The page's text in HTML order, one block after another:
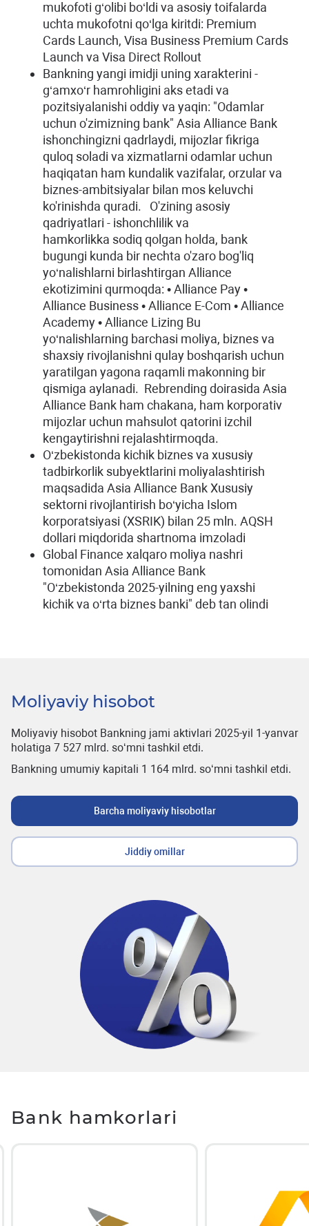
mukofoti g‘olibi bo‘ldi va asosiy toifalarda
uchta mukofotni qo‘lga kiritdi: Premium
Cards Launch, Visa Business Premium Cards
Launch va Visa Direct Rollout
Bankning yangi imidji uning xarakterini -
g‘amxo‘r hamrohligini aks etadi va
pozitsiyalanishi oddiy va yaqin: "Odamlar
uchun o'zimizning bank" Asia Alliance Bank
ishonchingizni qadrlaydi, mijozlar fikriga
quloq soladi va xizmatlarni odamlar uchun
haqiqatan ham kundalik vazifalar, orzular va
biznes-ambitsiyalar bilan mos keluvchi
ko'rinishda quradi. O'zining asosiy
qadriyatlari - ishonchlilik va
hamkorlikka sodiq qolgan holda, bank
bugungi kunda bir nechta o'zaro bog'liq
yo‘nalishlarni birlashtirgan Alliance
ekotizimini qurmoqda: • Alliance Pay •
Alliance Business • Alliance E-Com • Alliance
Academy • Alliance Lizing Bu
yo‘nalishlarning barchasi moliya, biznes va
shaxsiy rivojlanishni qulay boshqarish uchun
yaratilgan yagona raqamli makonning bir
qismiga aylanadi. Rebrending doirasida Asia
Alliance Bank ham chakana, ham korporativ
mijozlar uchun mahsulot qatorini izchil
kengaytirishni rejalashtirmoqda.
O‘zbekistonda kichik biznes va xususiy
tadbirkorlik subyektlarini moliyalashtirish
maqsadida Asia Alliance Bank Xususiy
sektorni rivojlantirish bo‘yicha Islom
korporatsiyasi (XSRIK) bilan 25 mln. AQSH
dollari miqdorida shartnoma imzoladi
Global Finance xalqaro moliya nashri
tomonidan Asia Alliance Bank
"O‘zbekistonda 2025-yilning eng yaxshi
kichik va o‘rta biznes banki" deb tan olindi
Moliyaviy hisobot
Moliyaviy hisobot Bankning jami aktivlari 2025-yil 1-yanvar
holatiga 7 527 mlrd. so‘mni tashkil etdi.
Bankning umumiy kapitali 1 164 mlrd. so‘mni tashkil etdi.
Barcha moliyaviy hisobotlar
Jiddiy omillar
Bank hamkorlari